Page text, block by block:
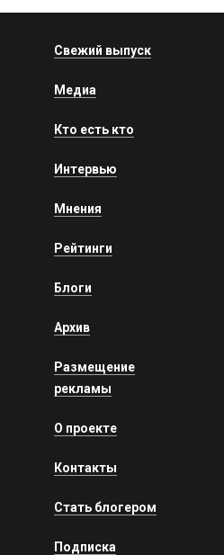
Свежий выпуск
Медиа
Кто есть кто
Интервью
Мнения
Рейтинги
Блоги
Архив
Размещение
рекламы
О проекте
Контакты
Стать блогером
Подписка